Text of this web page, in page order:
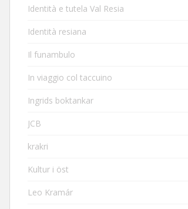
Identità e tutela Val Resia
Identità resiana
Il funambulo
In viaggio col taccuino
Ingrids boktankar
JCB
krakri
Kultur i öst
Leo Kramár